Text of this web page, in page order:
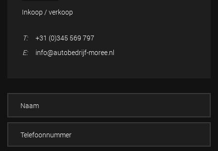
Inkoop / verkoop
T:
+31 (0)345 569 797
E:
info@autobedrijf-moree.nl